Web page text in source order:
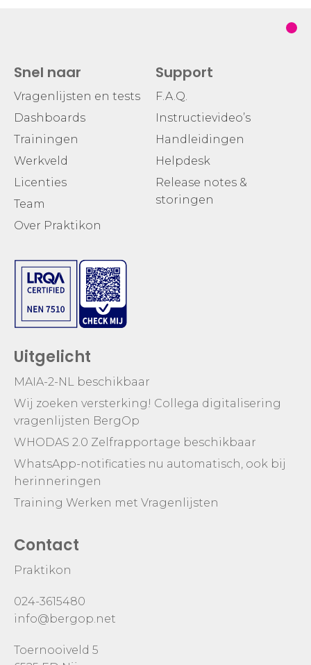
Snel naar
Vragenlijsten en tests
Dashboards
Trainingen
Werkveld
Licenties
Team
Over Praktikon
Support
F.A.Q.
Instructievideo’s
Handleidingen
Helpdesk
Release notes &
storingen
Uitgelicht
MAIA-2-NL beschikbaar
Wij zoeken versterking! Collega digitalisering
vragenlijsten BergOp
WHODAS 2.0 Zelfrapportage beschikbaar
WhatsApp-notificaties nu automatisch, ook bij
herinneringen
Training Werken met Vragenlijsten
Contact
Praktikon
024-3615480
info@bergop.net
Toernooiveld 5